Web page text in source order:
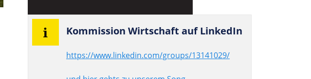
Kom­mis­sion Wirt­schaft auf LinkedIn
https://www.linkedin.com/groups/13141029/